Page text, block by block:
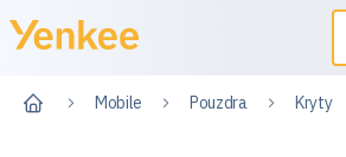
Mobile Pouzdra Kryty